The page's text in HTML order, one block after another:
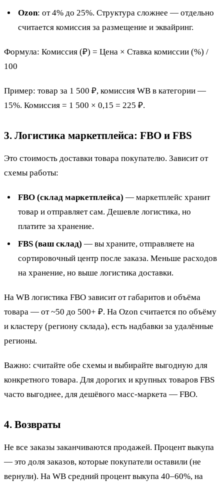
Ozon: от 4% до 25%. Структура сложнее — отдельно
считается комиссия за размещение и эквайринг.
Формула: Комиссия (₽) = Цена × Ставка комиссии (%) /
100
Пример: товар за 1 500 ₽, комиссия WB в категории —
15%. Комиссия = 1 500 × 0,15 = 225 ₽.
3. Логистика маркетплейса: FBO и FBS
Это стоимость доставки товара покупателю. Зависит от
схемы работы:
FBO (склад маркетплейса) — маркетплейс хранит
товар и отправляет сам. Дешевле логистика, но
платите за хранение.
FBS (ваш склад) — вы храните, отправляете на
сортировочный центр после заказа. Меньше расходов
на хранение, но выше логистика доставки.
На WB логистика FBO зависит от габаритов и объёма
товара — от ~50 до 500+ ₽. На Ozon считается по объёму
и кластеру (региону склада), есть надбавки за удалённые
регионы.
Важно: считайте обе схемы и выбирайте выгодную для
конкретного товара. Для дорогих и крупных товаров FBS
часто выгоднее, для дешёвого масс-маркета — FBO.
4. Возвраты
Не все заказы заканчиваются продажей. Процент выкупа
— это доля заказов, которые покупатели оставили (не
вернули). На WB средний процент выкупа 40–60%, на